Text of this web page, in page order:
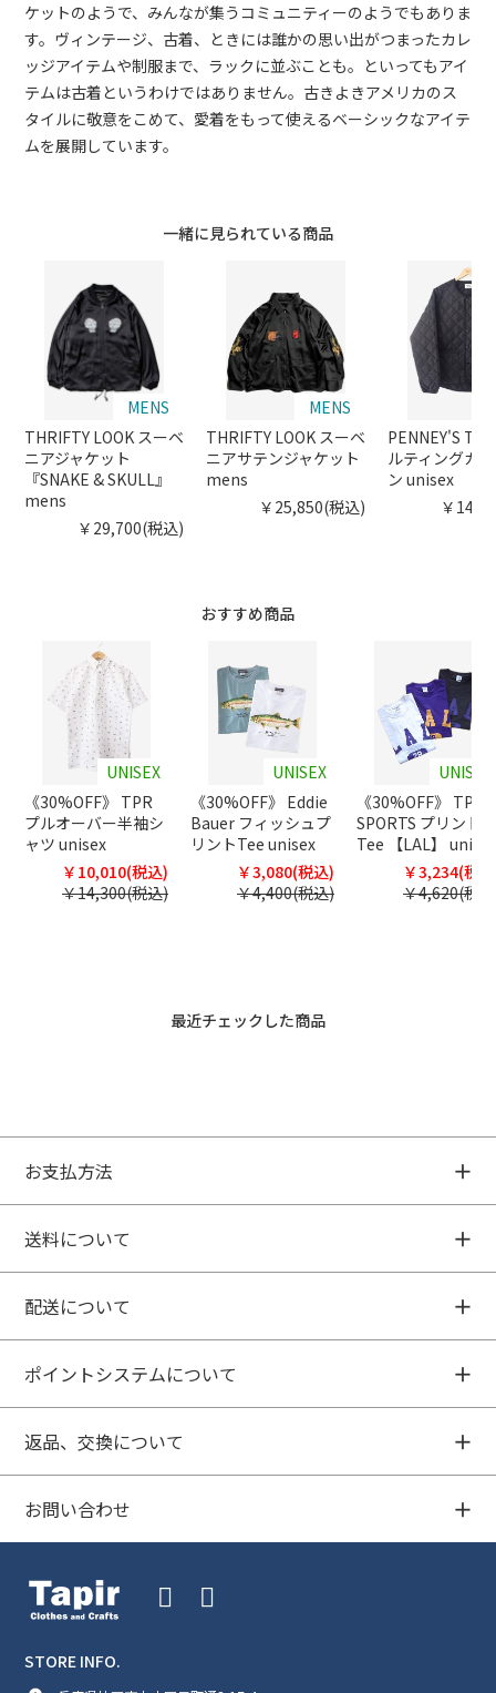
ケットのようで、みんなが集うコミュニティーのようでもありま
す。ヴィンテージ、古着、ときには誰かの思い出がつまったカレ
ッジアイテムや制服まで、ラックに並ぶことも。といってもアイ
テムは古着というわけではありません。古きよきアメリカのス
タイルに敬意をこめて、愛着をもって使えるベーシックなアイテ
ムを展開しています。
一緒に見られている商品
MENS
THRIFTY LOOK スーベ
ニアジャケット
『SNAKE & SKULL』
mens
￥29,700(税込)
MENS
THRIFTY LOOK スーベ
ニアサテンジャケット
mens
￥25,850(税込)
PENNEY'S
ルティングカ
ン unisex
￥
おすすめ商品
UNISEX
《30%OFF》 TPR
プルオーバー半袖シ
ャツ unisex
￥10,010(税込)
￥14,300(税込)
UNISEX
《30%OFF》 Eddie
Bauer フィッシュプ
リントTee unisex
￥3,080(税込)
￥4,400(税込)
UNISEX
《30%OFF》 TPR
SPORTS プリント
Tee 【LAL】 unisex
￥3,234(税
￥4,620(税
最近チェックした商品
お支払方法
送料について
配送について
ポイントシステムについて
返品、交換について
お問い合わせ
STORE INFO.